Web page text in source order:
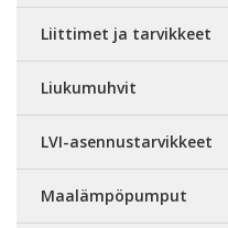
Liittimet ja tarvikkeet
Liukumuhvit
LVI-asennustarvikkeet
Maalämpöpumput